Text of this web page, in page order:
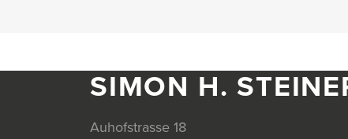
SIMON H.
Auhofstrasse 18